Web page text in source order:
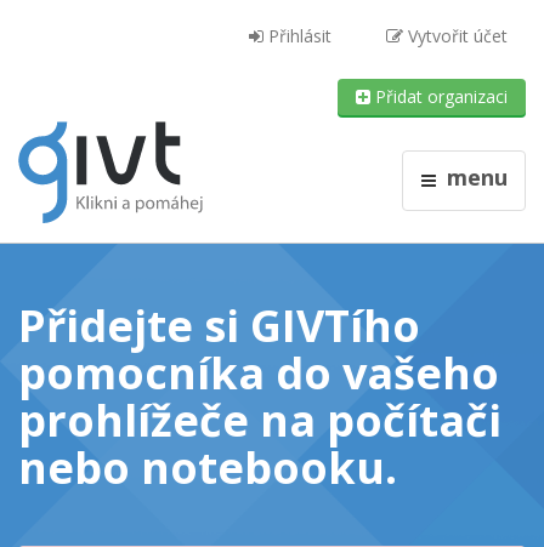
Přihlásit Vytvořit účet
Přidat organizaci
menu
Přidejte si GIVTího
pomocníka do vašeho
prohlížeče na počítači
nebo notebooku.